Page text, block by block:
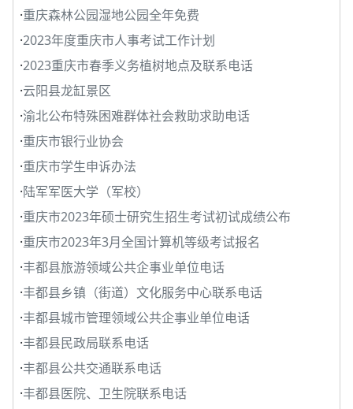
·重庆森林公园湿地公园全年免费
·2023年度重庆市人事考试工作计划
·2023重庆市春季义务植树地点及联系电话
·云阳县龙缸景区
·渝北公布特殊困难群体社会救助求助电话
·重庆市银行业协会
·重庆市学生申诉办法
·陆军军医大学（军校）
·重庆市2023年硕士研究生招生考试初试成绩公布
·重庆市2023年3月全国计算机等级考试报名
·丰都县旅游领域公共企事业单位电话
·丰都县乡镇（街道）文化服务中心联系电话
·丰都县城市管理领域公共企事业单位电话
·丰都县民政局联系电话
·丰都县公共交通联系电话
·丰都县医院、卫生院联系电话